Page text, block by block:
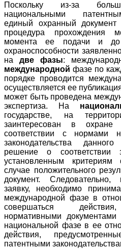
Поскольку из-за
национальными
единый охранный
процедура прохождения
момента ее подачи и
охраноспособности
на две фазы:
международной фазе по
порядке проводится
осуществляется ее
может быть проведена
экспертиза. На
государстве, на
заинтересован в охране
соответствии с нормами
законодательства
решение о соответствии
установленным критериям
случае положительного
документ.
заявку, необходимо
международной фазе в
совершаться
нормативными
национальной фазе в ее
действия,
патентными